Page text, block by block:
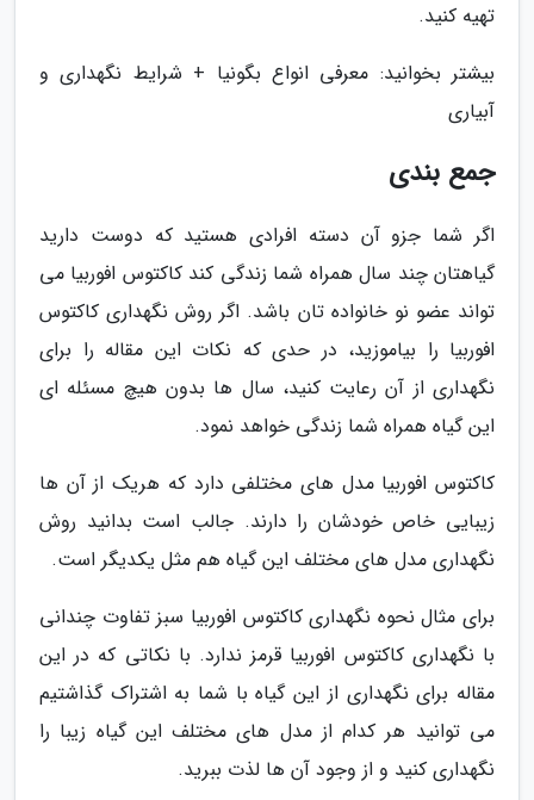
تهیه کنید.
بیشتر بخوانید: معرفی انواع بگونیا + شرایط نگهداری و
آبیاری
جمع بندی
اگر شما جزو آن دسته افرادی هستید که دوست دارید
گیاهتان چند سال همراه شما زندگی کند کاکتوس افوربیا می
تواند عضو نو خانواده تان باشد. اگر روش نگهداری کاکتوس
افوربیا را بیاموزید، در حدی که نکات این مقاله را برای
نگهداری از آن رعایت کنید، سال ها بدون هیچ مسئله ای
این گیاه همراه شما زندگی خواهد نمود.
کاکتوس افوربیا مدل های مختلفی دارد که هریک از آن ها
زیبایی خاص خودشان را دارند. جالب است بدانید روش
نگهداری مدل های مختلف این گیاه هم مثل یکدیگر است.
برای مثال نحوه نگهداری کاکتوس افوربیا سبز تفاوت چندانی
با نگهداری کاکتوس افوربیا قرمز ندارد. با نکاتی که در این
مقاله برای نگهداری از این گیاه با شما به اشتراک گذاشتیم
می توانید هر کدام از مدل های مختلف این گیاه زیبا را
نگهداری کنید و از وجود آن ها لذت ببرید.